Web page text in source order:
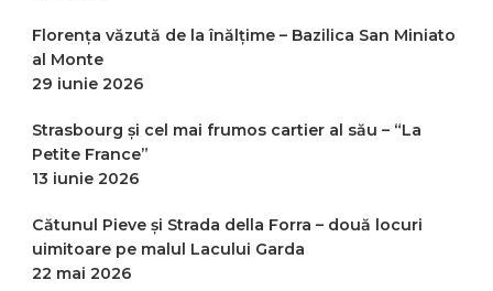
Florența văzută de la înălțime – Bazilica San Miniato
al Monte
29 iunie 2026
Strasbourg și cel mai frumos cartier al său – “La
Petite France”
13 iunie 2026
Cătunul Pieve și Strada della Forra – două locuri
uimitoare pe malul Lacului Garda
22 mai 2026